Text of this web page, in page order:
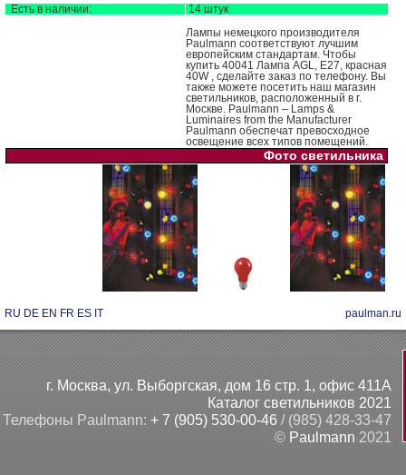
Есть в наличии: 14 штук
Лампы немецкого производителя
Paulmann соответствуют лучшим
европейским стандартам. Чтобы
купить 40041 Лампа AGL, E27, красная
40W , сделайте заказ по телефону. Вы
также можете посетить наш магазин
светильников, расположенный в г.
Москве. Paulmann – Lamps &
Luminaires from the Manufacturer
Paulmann обеспечат превосходное
освещение всех типов помещений.
Фото светильника
RU DE EN FR ES IT paulman.ru
г. Москва, ул. Выборгская, дом 16 стр. 1, офис 411А
Каталог светильников 2021
Телефоны Paulmann: + 7 (905) 530-00-46 / (985) 428-33-47
© Paulmann 2021